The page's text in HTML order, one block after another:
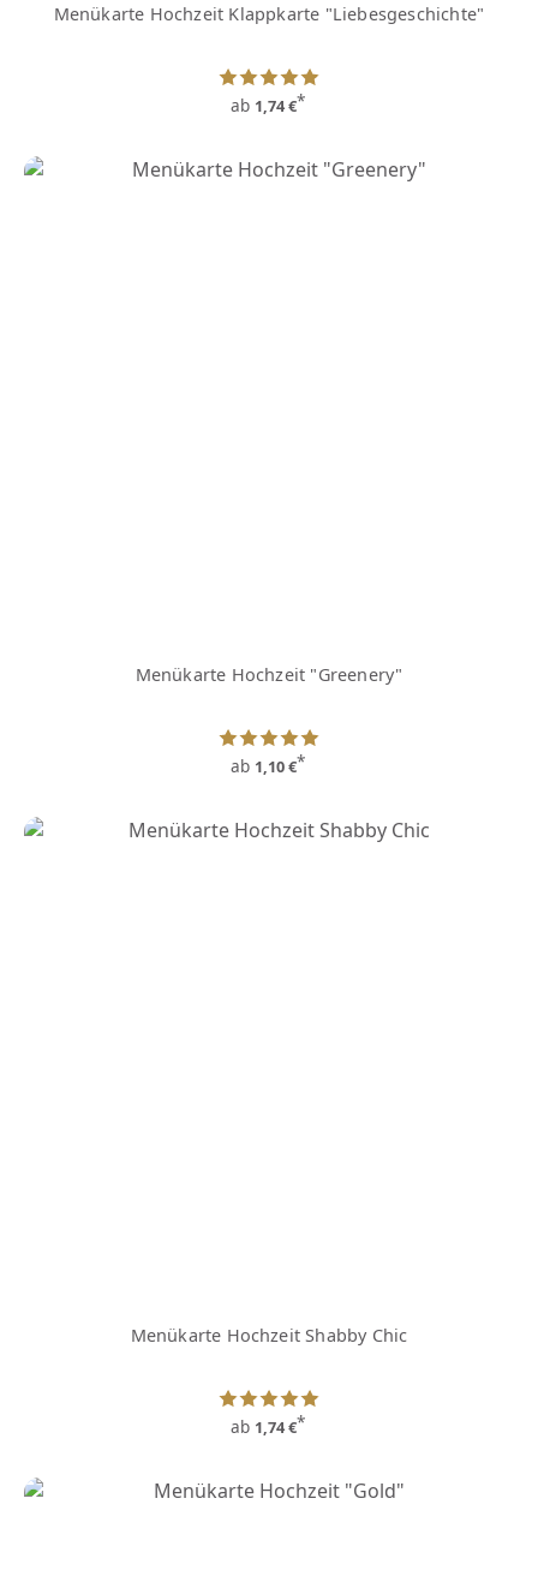
Menükarte Hochzeit Klappkarte "Liebesgeschichte"
ab 1,74 €*
Menükarte Hochzeit "Greenery"
ab 1,10 €*
Menükarte Hochzeit Shabby Chic
ab 1,74 €*